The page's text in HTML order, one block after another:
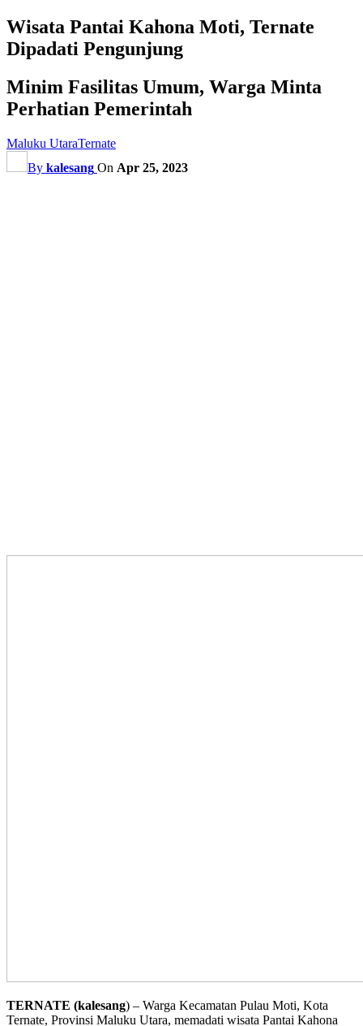
Wisata Pantai Kahona Moti, Ternate
Dipadati Pengunjung
Minim Fasilitas Umum, Warga Minta
Perhatian Pemerintah
Maluku UtaraTernate
By kalesang On Apr 25, 2023
TERNATE (kalesang) – Warga Kecamatan Pulau Moti, Kota
Ternate, Provinsi Maluku Utara, memadati wisata Pantai Kahona